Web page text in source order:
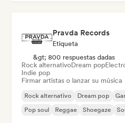
Pravda Records
Etiqueta
&gt; 800 respuestas dadas
Rock alternativoDream pop
Indie pop
Firmar artistas o lanzar su música
Rock alternativo Dream pop
Pop soul
Reggae Shoegaze